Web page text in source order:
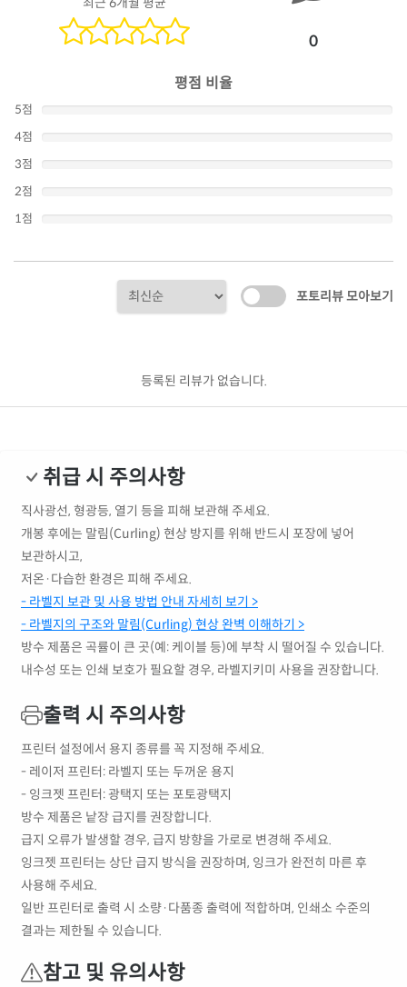
0
평점 비율
5점
4점
3점
2점
1점
포토리뷰 모아보기
등록된 리뷰가 없습니다.
취급 시 주의사항
직사광선, 형광등, 열기 등을 피해 보관해 주세요.
개봉 후에는 말림(Curling) 현상 방지를 위해 반드시 포장에 넣어
보관하시고,
저온·다습한 환경은 피해 주세요.
- 라벨지 보관 및 사용 방법 안내 자세히 보기 >
- 라벨지의 구조와 말림(Curling) 현상 완벽 이해하기 >
방수 제품은 곡률이 큰 곳(예: 케이블 등)에 부착 시 떨어질 수 있습니다.
내수성 또는 인쇄 보호가 필요할 경우, 라벨지키미 사용을 권장합니다.
출력 시 주의사항
프린터 설정에서 용지 종류를 꼭 지정해 주세요.
- 레이저 프린터: 라벨지 또는 두꺼운 용지
- 잉크젯 프린터: 광택지 또는 포토광택지
방수 제품은 낱장 급지를 권장합니다.
급지 오류가 발생할 경우, 급지 방향을 가로로 변경해 주세요.
잉크젯 프린터는 상단 급지 방식을 권장하며, 잉크가 완전히 마른 후
사용해 주세요.
일반 프린터로 출력 시 소량·다품종 출력에 적합하며, 인쇄소 수준의
결과는 제한될 수 있습니다.
참고 및 유의사항